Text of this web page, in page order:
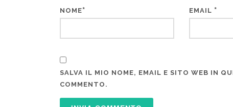
NOME* EMAIL *
SALVA IL MIO NOME, EMAIL E SITO WEB IN
COMMENTO.